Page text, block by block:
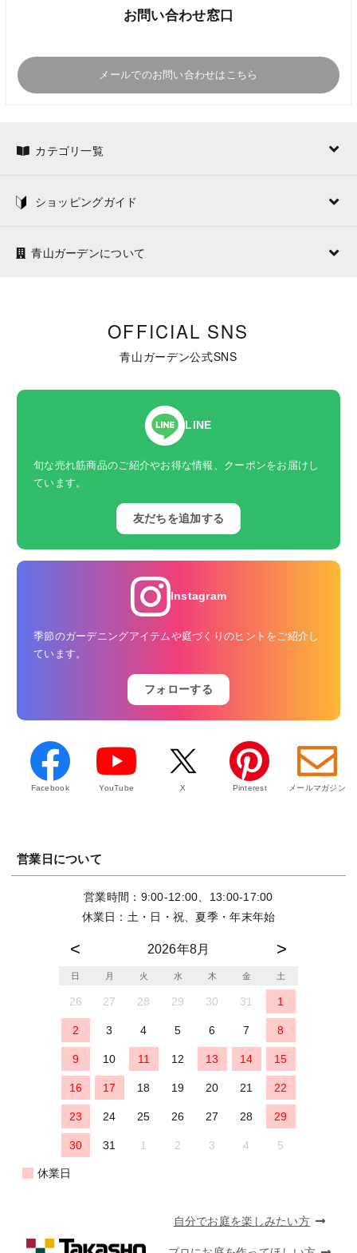
お問い合わせ窓口
メールでのお問い合わせはこちら
カテゴリ一覧
ショッピングガイド
青山ガーデンについて
OFFICIAL SNS
青山ガーデン公式SNS
LINE
旬な売れ筋商品のご紹介やお得な情報、クーポンをお届けし
ています。
友だちを追加する
Instagram
季節のガーデニングアイテムや庭づくりのヒントをご紹介し
ています。
フォローする
Facebook YouTube X Pinterest メールマガジン
営業日について
営業時間：9:00-12:00、13:00-17:00
休業日：土・日・祝、夏季・年末年始
2026年8月
日 月 火 水 木 金 土
26 27 28 29 30 31 1
2 3 4 5 6 7 8
9 10 11 12 13 14 15
16 17 18 19 20 21 22
23 24 25 26 27 28 29
30 31 1 2 3 4 5
休業日
自分でお庭を楽しみたい方